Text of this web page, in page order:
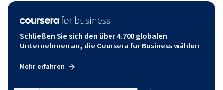
Schließen Sie sich den über 4.700 globalen
Unternehmen an, die Coursera for Business wählen
Mehr erfahren